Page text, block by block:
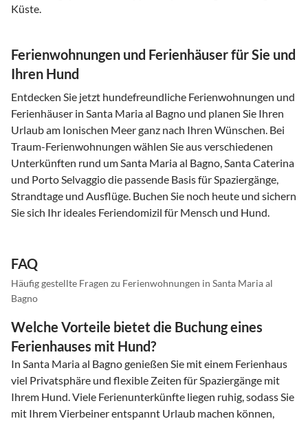
Küste.
Ferienwohnungen und Ferienhäuser für Sie und
Ihren Hund
Entdecken Sie jetzt hundefreundliche Ferienwohnungen und
Ferienhäuser in Santa Maria al Bagno und planen Sie Ihren
Urlaub am Ionischen Meer ganz nach Ihren Wünschen. Bei
Traum-Ferienwohnungen wählen Sie aus verschiedenen
Unterkünften rund um Santa Maria al Bagno, Santa Caterina
und Porto Selvaggio die passende Basis für Spaziergänge,
Strandtage und Ausflüge. Buchen Sie noch heute und sichern
Sie sich Ihr ideales Feriendomizil für Mensch und Hund.
FAQ
Häufig gestellte Fragen zu Ferienwohnungen in Santa Maria al
Bagno
Welche Vorteile bietet die Buchung eines
Ferienhauses mit Hund?
In Santa Maria al Bagno genießen Sie mit einem Ferienhaus
viel Privatsphäre und flexible Zeiten für Spaziergänge mit
Ihrem Hund. Viele Ferienunterkünfte liegen ruhig, sodass Sie
mit Ihrem Vierbeiner entspannt Urlaub machen können,